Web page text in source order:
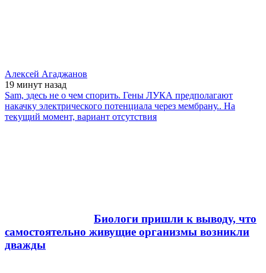
Алексей Агаджанов
19 минут назад
Sam, здесь не о чем спорить. Гены ЛУКА предполагают
накачку электрического потенциала через мембрану.. На
текущий момент, вариант отсутствия
Биологи пришли к выводу, что
самостоятельно живущие организмы возникли
дважды